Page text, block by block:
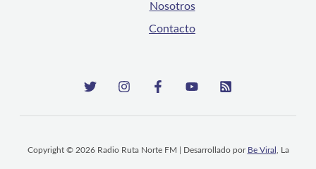
Nosotros
Contacto
Copyright © 2026 Radio Ruta Norte FM | Desarrollado por Be Viral , La